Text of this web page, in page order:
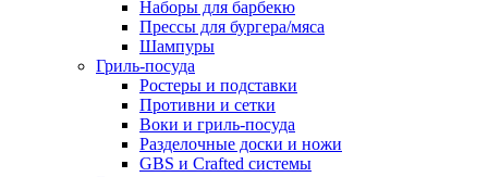
Наборы для барбекю
Прессы для бургера/мяса
Шампуры
Гриль-посуда
Ростеры и подставки
Противни и сетки
Воки и гриль-посуда
Разделочные доски и ножи
GBS и Crafted системы